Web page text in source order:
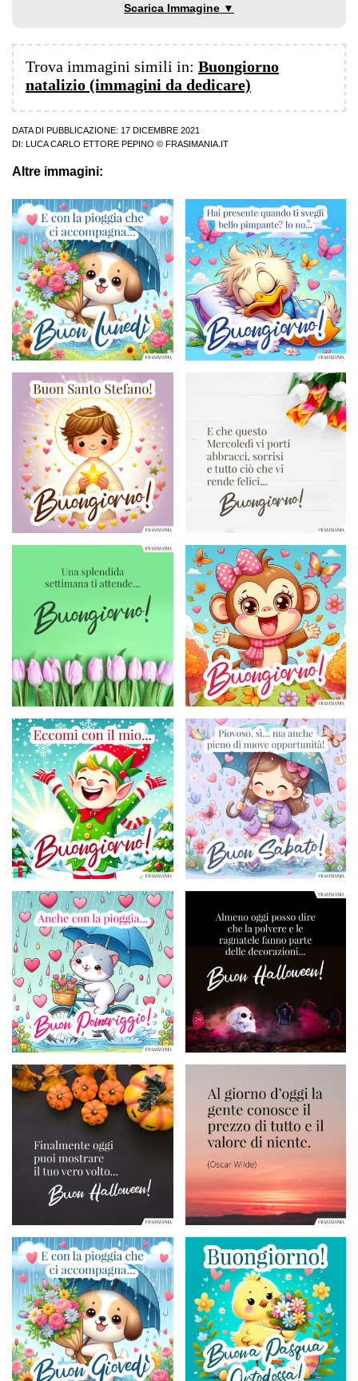
Scarica Immagine ▼
Trova immagini simili in: Buongiorno
natalizio (immagini da dedicare)
DATA DI PUBBLICAZIONE: 17 DICEMBRE 2021
DI:
LUCA CARLO ETTORE PEPINO © FRASIMANIA.IT
Altre immagini: